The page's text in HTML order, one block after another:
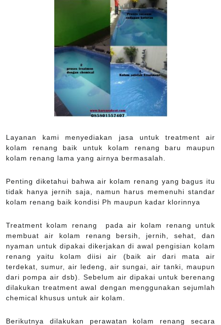
Layanan kami menyediakan jasa untuk treatment air
kolam renang baik untuk kolam renang baru maupun
kolam renang lama yang airnya bermasalah.
Penting diketahui bahwa air kolam renang yang bagus itu
tidak hanya jernih saja, namun harus memenuhi standar
kolam renang baik kondisi Ph maupun kadar klorinnya
Treatment kolam renang pada air kolam renang untuk
membuat air kolam renang bersih, jernih, sehat, dan
nyaman untuk dipakai dikerjakan di awal pengisian kolam
renang yaitu kolam diisi air (baik air dari mata air
terdekat, sumur, air ledeng, air sungai, air tanki, maupun
dari pompa air dsb). Sebelum air dipakai untuk berenang
dilakukan treatment awal dengan menggunakan sejumlah
chemical khusus untuk air kolam.
Berikutnya dilakukan perawatan kolam renang secara